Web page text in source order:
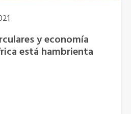
y economía
está hambrienta